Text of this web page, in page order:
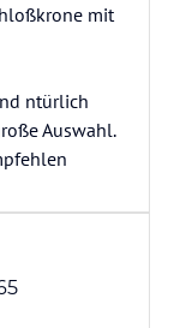
mit
ntürlich
Auswahl.